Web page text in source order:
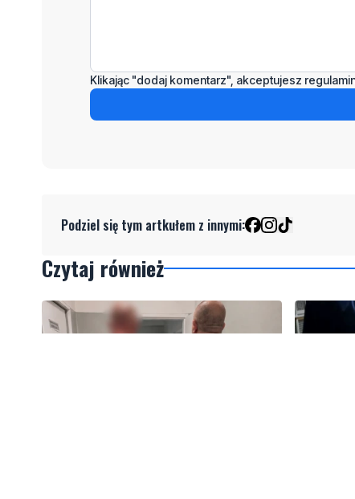
Klikając "dodaj komentarz", akceptujesz
Podziel się tym artkułem z innymi:
Czytaj również